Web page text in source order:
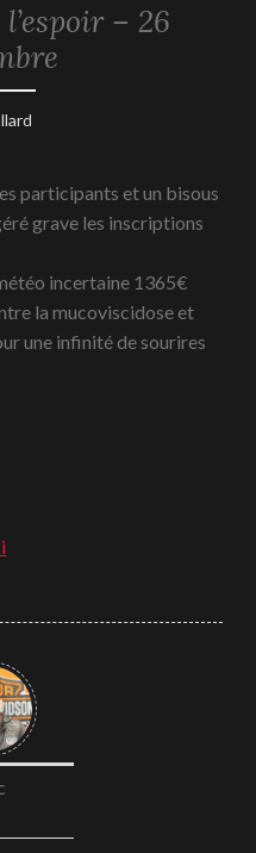
– 26
participants et un bisous
grave les inscriptions
incertaine 1365€
la mucoviscidose et
une infinité de sourires